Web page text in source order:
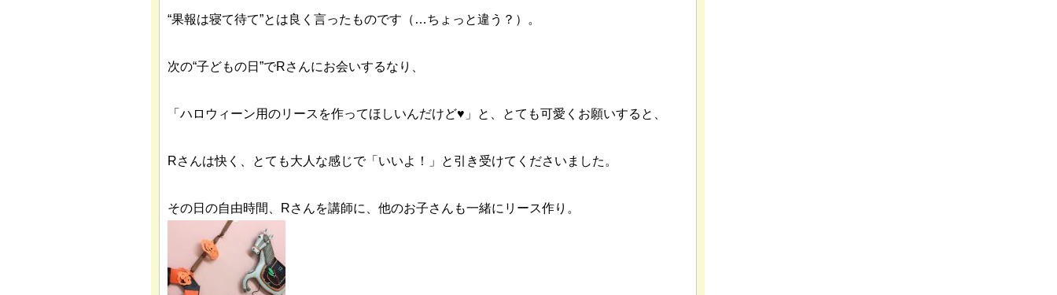
“果報は寝て待て”とは良く言ったものです（…ちょっと違う？）。
次の“子どもの日”でRさんにお会いするなり、
「ハロウィーン用のリースを作ってほしいんだけど♥」と、とても可愛くお願いすると、
Rさんは快く、とても大人な感じで「いいよ！」と引き受けてくださいました。
その日の自由時間、Rさんを講師に、他のお子さんも一緒にリース作り。